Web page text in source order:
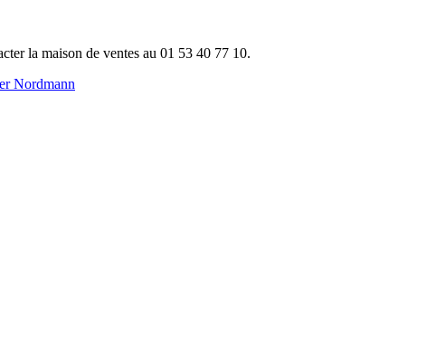
la maison de ventes au 01 53 40 77 10.
Nordmann